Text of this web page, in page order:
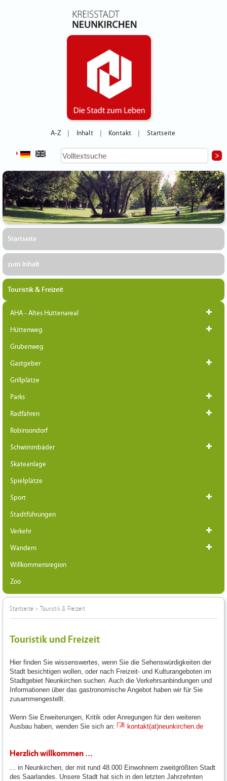
A-Z Inhalt Kontakt Startseite
Startseite
zum Inhalt
Touristik & Freizeit
AHA - Altes Hüttenareal
Hüttenweg
Grubenweg
Gastgeber
Grillplätze
Parks
Radfahren
Robinsondorf
Schwimmbäder
Skateanlage
Spielplätze
Sport
Stadtführungen
Verkehr
Wandern
Willkommensregion
Zoo
Startseite > Touristik & Freizeit
Touristik und Freizeit
Hier finden Sie wissenswertes, wenn Sie die Sehenswürdigkeiten der
Stadt besichtigen wollen, oder nach Freizeit- und Kulturangeboten im
Stadtgebiet Neunkirchen suchen. Auch die Verkehrsanbindungen und
Informationen über das gastronomische Angebot haben wir für Sie
zusammengestellt.
Wenn Sie Erweiterungen, Kritik oder Anregungen für den weiteren
Ausbau haben, wenden Sie sich an:
kontakt(at)neunkirchen.de
Herzlich willkommen ...
... in Neunkirchen, der mit rund 48.000 Einwohnern zweitgrößten Stadt
des Saarlandes. Unsere Stadt hat sich in den letzten Jahrzehnten